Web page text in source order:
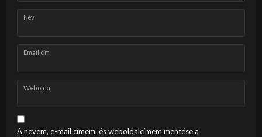
Név
Email cím
Weboldal
A nevem, e-mail címem, és weboldalcímem mentése a